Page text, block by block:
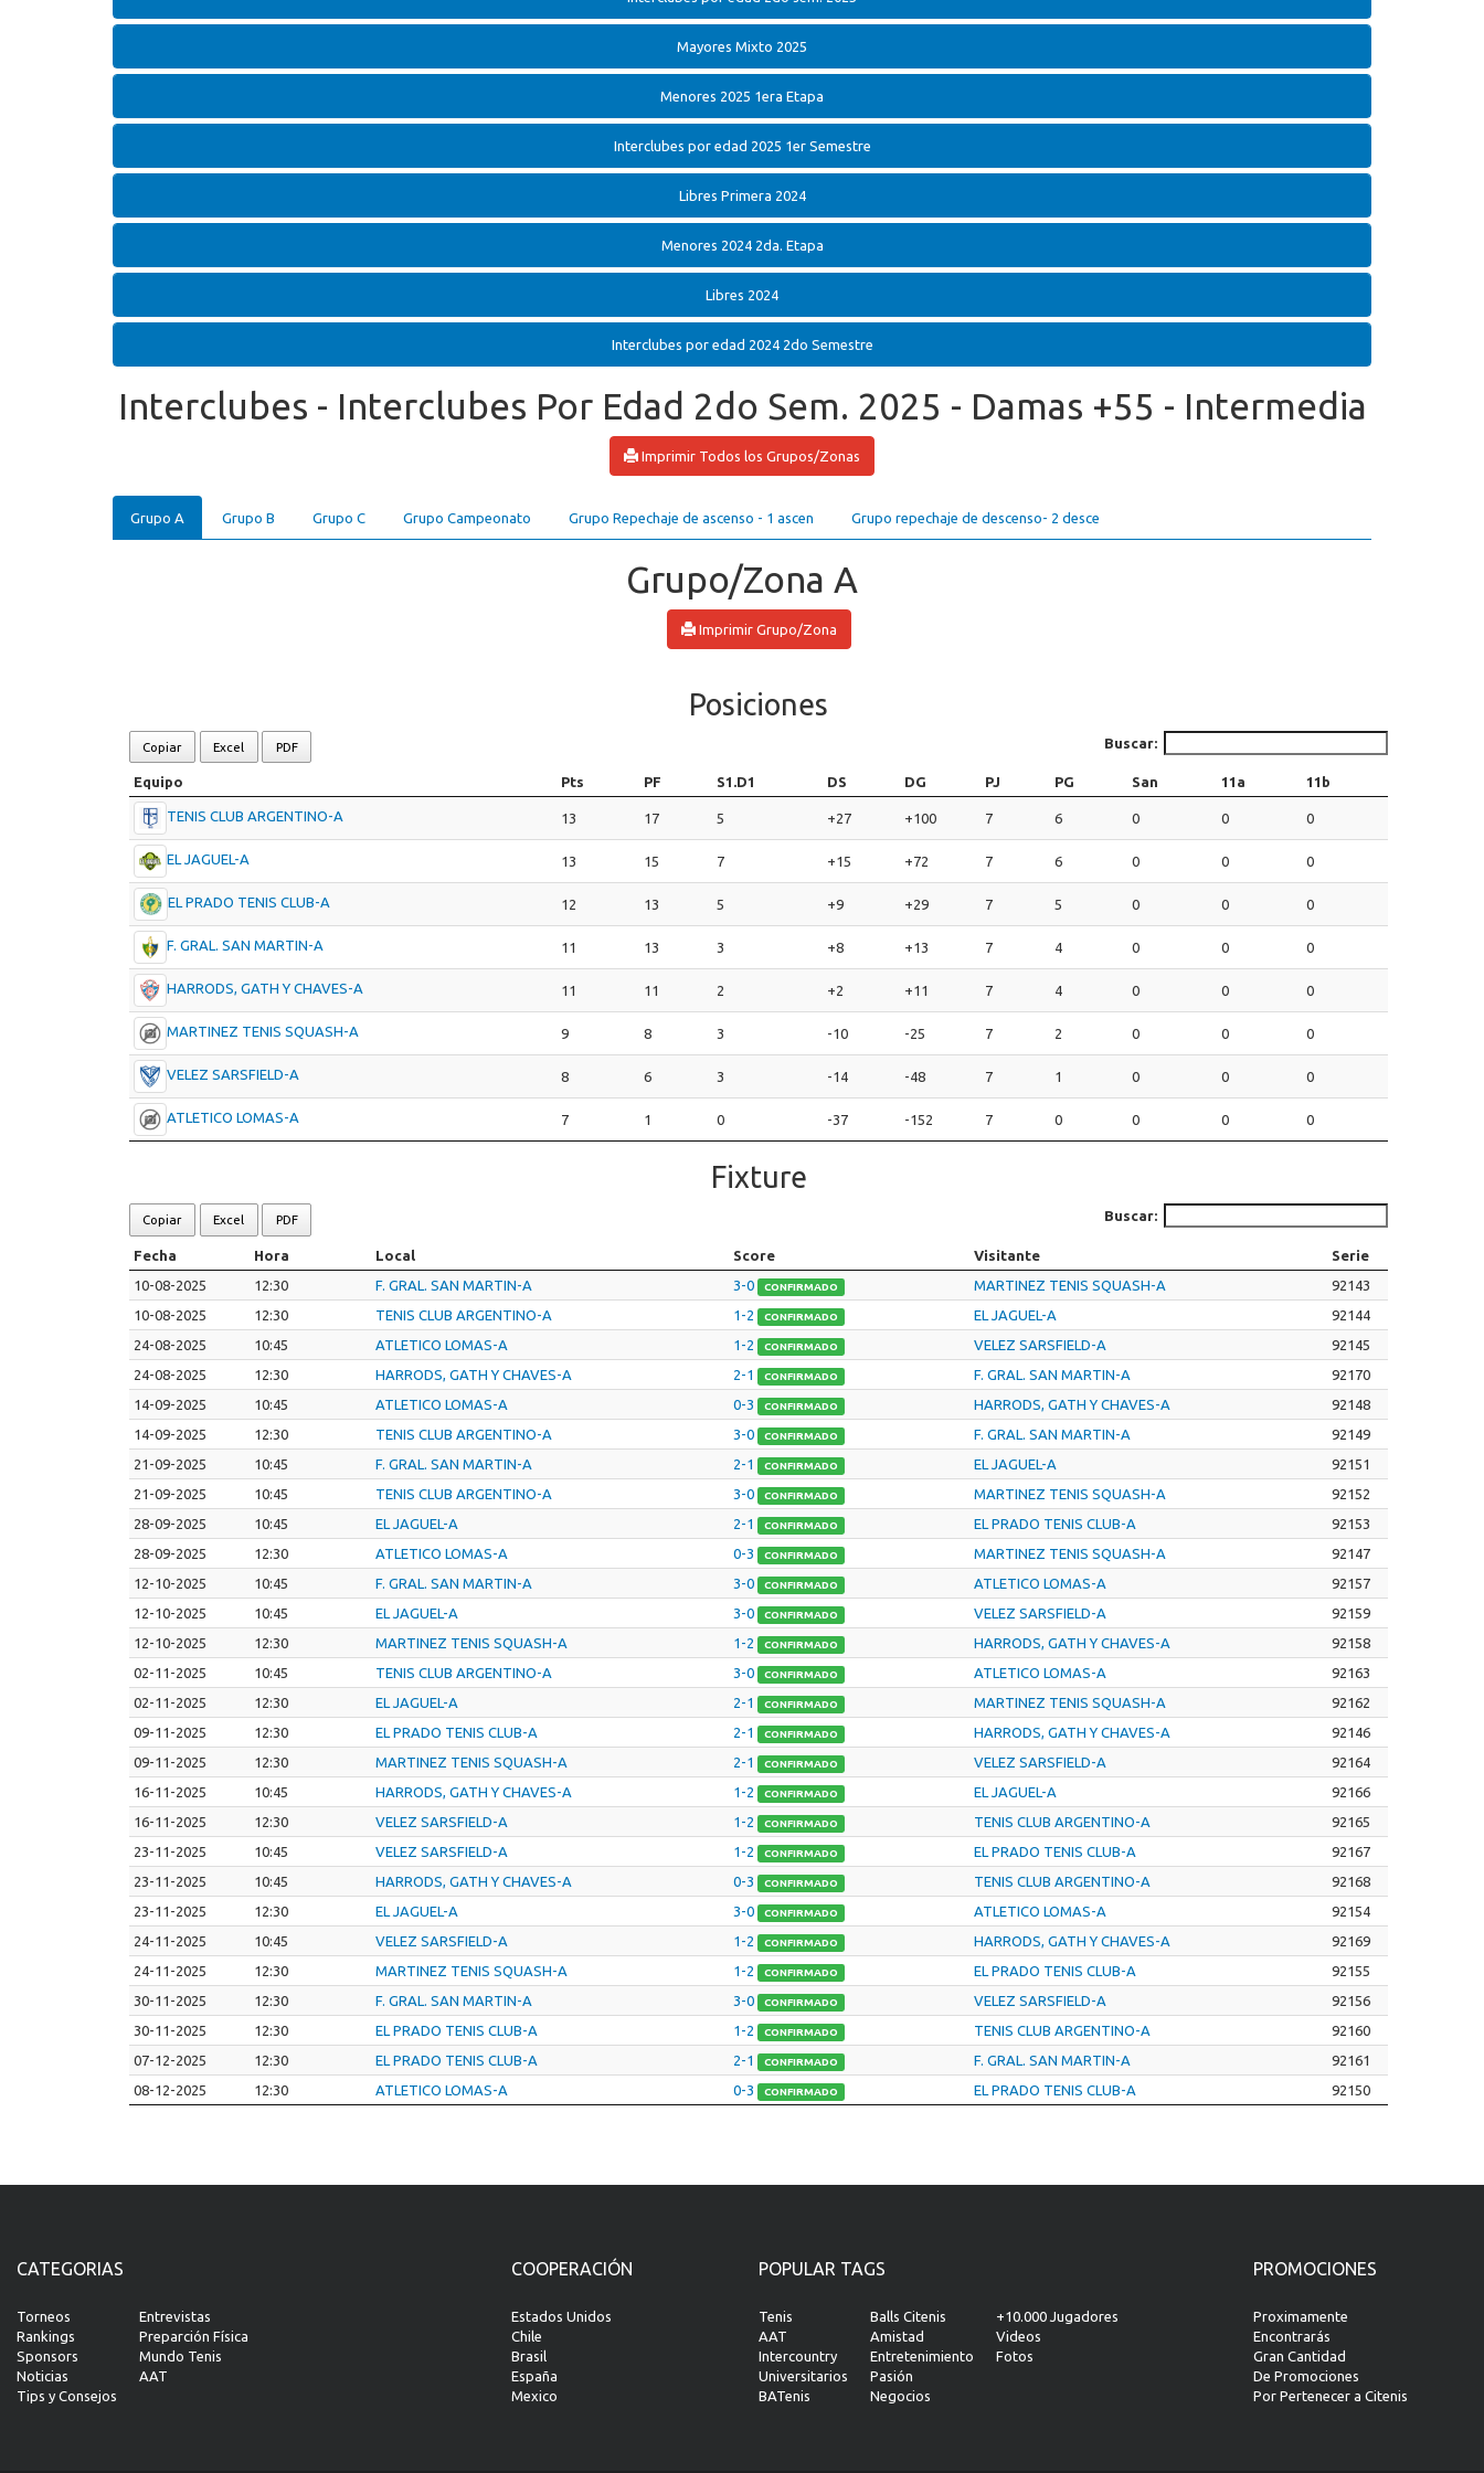
Mayores Mixto 2025
Menores 2025 1era Etapa
Interclubes por edad 2025 1er Semestre
Libres Primera 2024
Menores 2024 2da. Etapa
Libres 2024
Interclubes por edad 2024 2do Semestre
Interclubes - Interclubes Por Edad 2do Sem. 2025 - Damas +55 - Intermedia
Imprimir Todos los Grupos/Zonas
Grupo A Grupo B Grupo C Grupo Campeonato Grupo Repechaje de ascenso - 1 ascen Grupo repechaje de descenso- 2 desce
Grupo/Zona A
Imprimir Grupo/Zona
Posiciones
Copiar Excel PDF Buscar:
Equipo Pts PF S1.D1 DS DG PJ PG San 11a 11b
TENIS CLUB ARGENTINO-A 13 17 5 +27 +100 7 6 0 0 0
EL JAGUEL-A 13 15 7 +15 +72 7 6 0 0 0
EL PRADO TENIS CLUB-A 12 13 5 +9 +29 7 5 0 0 0
F. GRAL. SAN MARTIN-A 11 13 3 +8 +13 7 4 0 0 0
HARRODS, GATH Y CHAVES-A 11 11 2 +2 +11 7 4 0 0 0
MARTINEZ TENIS SQUASH-A 9 8 3 -10 -25 7 2 0 0 0
VELEZ SARSFIELD-A 8 6 3 -14 -48 7 1 0 0 0
ATLETICO LOMAS-A 7 1 0 -37 -152 7 0 0 0 0
Fixture
Copiar Excel PDF Buscar:
Fecha Hora Local Score Visitante
Serie
10-08-2025
12:30 F. GRAL. SAN MARTIN-A 3-0 CONFIRMADO MARTINEZ TENIS SQUASH-A
92143
10-08-2025
12:30 TENIS CLUB ARGENTINO-A 1-2 CONFIRMADO EL JAGUEL-A
92144
24-08-2025
10:45 ATLETICO LOMAS-A 1-2 CONFIRMADO VELEZ SARSFIELD-A
92145
24-08-2025
12:30 HARRODS, GATH Y CHAVES-A 2-1 CONFIRMADO F. GRAL. SAN MARTIN-A
92170
14-09-2025
10:45 ATLETICO LOMAS-A 0-3 CONFIRMADO HARRODS, GATH Y CHAVES-A
92148
14-09-2025
12:30 TENIS CLUB ARGENTINO-A 3-0 CONFIRMADO F. GRAL. SAN MARTIN-A
92149
21-09-2025
10:45 F. GRAL. SAN MARTIN-A 2-1 CONFIRMADO EL JAGUEL-A
92151
21-09-2025
10:45 TENIS CLUB ARGENTINO-A 3-0 CONFIRMADO MARTINEZ TENIS SQUASH-A
92152
28-09-2025
10:45 EL JAGUEL-A 2-1 CONFIRMADO EL PRADO TENIS CLUB-A
92153
28-09-2025
12:30 ATLETICO LOMAS-A 0-3 CONFIRMADO MARTINEZ TENIS SQUASH-A
92147
12-10-2025
10:45 F. GRAL. SAN MARTIN-A 3-0 CONFIRMADO ATLETICO LOMAS-A
92157
12-10-2025
10:45 EL JAGUEL-A 3-0 CONFIRMADO VELEZ SARSFIELD-A
92159
12-10-2025
12:30 MARTINEZ TENIS SQUASH-A 1-2 CONFIRMADO HARRODS, GATH Y CHAVES-A
92158
02-11-2025
10:45 TENIS CLUB ARGENTINO-A 3-0 CONFIRMADO ATLETICO LOMAS-A
92163
02-11-2025
12:30 EL JAGUEL-A 2-1 CONFIRMADO MARTINEZ TENIS SQUASH-A
92162
09-11-2025
12:30 EL PRADO TENIS CLUB-A 2-1 CONFIRMADO HARRODS, GATH Y CHAVES-A
92146
09-11-2025
12:30 MARTINEZ TENIS SQUASH-A 2-1 CONFIRMADO VELEZ SARSFIELD-A
92164
16-11-2025
10:45 HARRODS, GATH Y CHAVES-A 1-2 CONFIRMADO EL JAGUEL-A
92166
16-11-2025
12:30 VELEZ SARSFIELD-A 1-2 CONFIRMADO TENIS CLUB ARGENTINO-A
92165
23-11-2025
10:45 VELEZ SARSFIELD-A 1-2 CONFIRMADO EL PRADO TENIS CLUB-A
92167
23-11-2025
10:45 HARRODS, GATH Y CHAVES-A 0-3 CONFIRMADO TENIS CLUB ARGENTINO-A
92168
23-11-2025
12:30 EL JAGUEL-A 3-0 CONFIRMADO ATLETICO LOMAS-A
92154
24-11-2025
10:45 VELEZ SARSFIELD-A 1-2 CONFIRMADO HARRODS, GATH Y CHAVES-A
92169
24-11-2025
12:30 MARTINEZ TENIS SQUASH-A 1-2 CONFIRMADO EL PRADO TENIS CLUB-A
92155
30-11-2025
12:30 F. GRAL. SAN MARTIN-A 3-0 CONFIRMADO VELEZ SARSFIELD-A
92156
30-11-2025
12:30 EL PRADO TENIS CLUB-A 1-2 CONFIRMADO TENIS CLUB ARGENTINO-A
92160
07-12-2025
12:30 EL PRADO TENIS CLUB-A 2-1 CONFIRMADO F. GRAL. SAN MARTIN-A
92161
08-12-2025
12:30 ATLETICO LOMAS-A 0-3 CONFIRMADO EL PRADO TENIS CLUB-A 92150
CATEGORIAS
Torneos
Rankings
Sponsors
Noticias
Tips y Consejos
Entrevistas
Preparción Física
Mundo Tenis
AAT
COOPERACIÓN
Estados Unidos
Chile
Brasil
España
Mexico
POPULAR TAGS
Tenis
AAT
Intercountry
Universitarios
BATenis
Balls Citenis
Amistad
Entretenimiento
Pasión
Negocios
+10.000 Jugadores
Videos
Fotos
PROMOCIONES
Proximamente
Encontrarás
Gran Cantidad
De Promociones
Por Pertenecer a Citenis